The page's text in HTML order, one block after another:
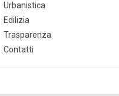
Urbanistica
Edilizia
Trasparenza
Contatti